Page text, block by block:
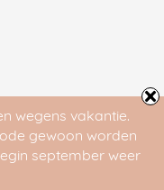
wegens vakantie.
gewoon worden
september weer